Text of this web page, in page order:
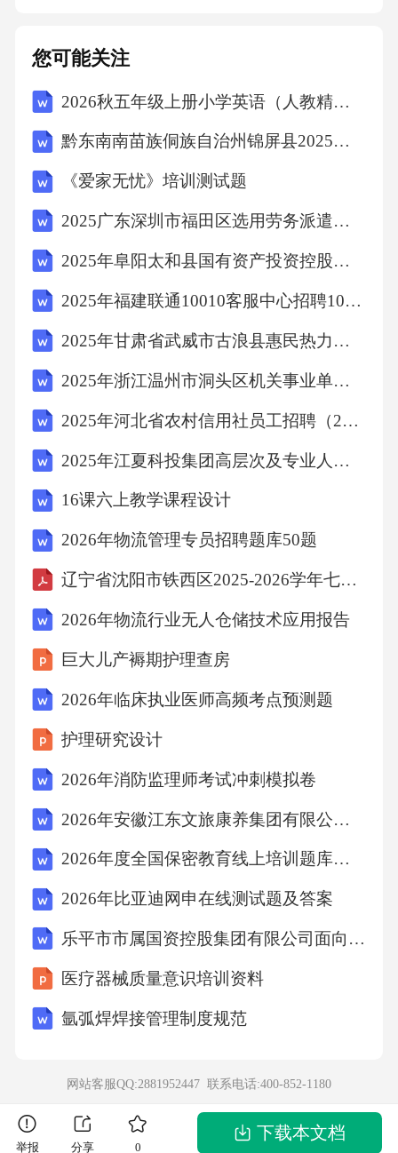
值，最大值为bC.
(3)焦点弦(过焦点的弦)
焦点弦中通径(垂直于长轴的焦点弦)最短，弦
长/加口二平.
原点对称，直线PA,PB
斜率存在且不为0,则直线PA与PB的斜率之积为
【自主检测】
1.（多选）下列说法正确的是（）
A.平面内与两个定点R,B的距离之和等于常数的
B.椭圆是轴对称图形，也是中心对称图形
c.奈•十a=1。/〃）表示焦点在y轴上的椭圆
D.（。»>°）与《吟=1（。泌>°）的焦距相等
答案：BD
2.如果点M（x,y）在运动过程中，总满足关系
式+（y+3）2+5二+（丫-3）2二
A.不存在B.椭圆
您可能关注
2026秋五年级上册小学英语（人教精通版三起）教学计划附教学进度表
黔东南南苗族侗族自治州锦屏县2025届数学四年级第二学期期中检测试题含解析
《爱家无忧》培训测试题
2025广东深圳市福田区选用劳务派遣人员308人笔试历年典型考点题库附带答案详解2套
2025年阜阳太和县国有资产投资控股集团下属子公司招聘24人笔试历年常考点试题专练附带答案详解
2025年福建联通10010客服中心招聘100人笔试历年常考点试题专练附带答案详解
2025年甘肃省武威市古浪县惠民热力有限公司招聘58人笔试历年常考点试题专练附带答案详解
2025年浙江温州市洞头区机关事业单位（国企）第三期招聘编外用工20人笔试历年难易错考点试卷带答案解析
2025年河北省农村信用社员工招聘（2073人）笔试历年典型考题及考点剖析附带答案详解
2025年江夏科投集团高层次及专业人才招聘（第二批）笔试初面及笔试历年难易错考点试卷带答案解析
16课六上教学课程设计
2026年物流管理专员招聘题库50题
辽宁省沈阳市铁西区2025-2026学年七年级上学期期末语文试题（解析版）
2026年物流行业无人仓储技术应用报告
巨大儿产褥期护理查房
2026年临床执业医师高频考点预测题
护理研究设计
2026年消防监理师考试冲刺模拟卷
2026年安徽江东文旅康养集团有限公司及子公司公开招聘工作人员16人笔试参考题库及答案详解
2026年度全国保密教育线上培训题库（选择+判断）及参考答案
2026年比亚迪网申在线测试题及答案
乐平市市属国资控股集团有限公司面向社会公开招聘人员【15人】笔试历年常考点试题专练附带答案详解
医疗器械质量意识培训资料
氩弧焊焊接管理制度规范
网站客服QQ:2881952447 联系电话:400-852-1180
举报 分享 0
下载本文档